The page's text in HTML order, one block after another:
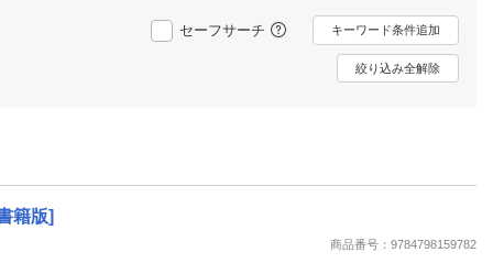
動画配信
楽天TV
動画配信ガイド
推し楽
セーフサーチ キーワード条件追加
絞り込み全解除
籍版]
商品番号：9784798159782